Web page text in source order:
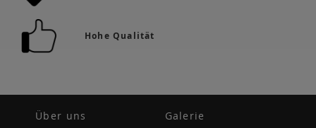
Hohe Qualität
Über uns Galerie